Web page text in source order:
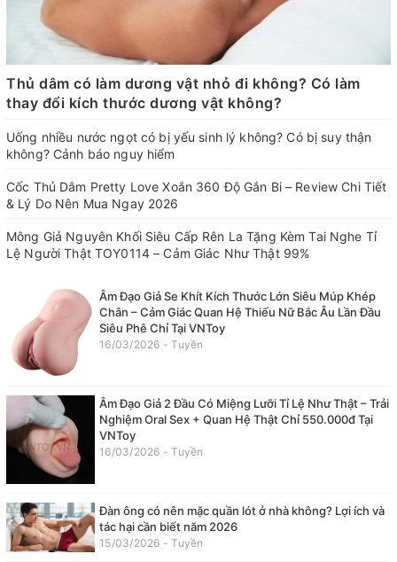
Thủ dâm có làm dương vật nhỏ đi không? Có làm
thay đổi kích thước dương vật không?
Uống nhiều nước ngọt có bị yếu sinh lý không? Có bị suy thận
không? Cảnh báo nguy hiểm
Cốc Thủ Dâm Pretty Love Xoắn 360 Độ Gắn Bi – Review Chi Tiết
& Lý Do Nên Mua Ngay 2026
Mông Giả Nguyên Khối Siêu Cấp Rên La Tặng Kèm Tai Nghe Tỉ
Lệ Người Thật TOY0114 – Cảm Giác Như Thật 99%
Âm Đạo Giả Se Khít Kích Thước Lớn Siêu Múp Khép
Chân – Cảm Giác Quan Hệ Thiếu Nữ Bắc Âu Lần Đầu
Siêu Phê Chỉ Tại VNToy
16/03/2026 - Tuyền
Âm Đạo Giả 2 Đầu Có Miệng Lưỡi Tỉ Lệ Như Thật – Trải
Nghiệm Oral Sex + Quan Hệ Thật Chỉ 550.000đ Tại
VNToy
16/03/2026 - Tuyền
Đàn ông có nên mặc quần lót ở nhà không? Lợi ích và
tác hại cần biết năm 2026
15/03/2026 - Tuyền